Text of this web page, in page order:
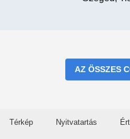
AZ ÖSSZES
Térkép Nyitvatartás